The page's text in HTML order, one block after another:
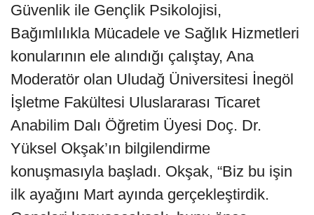
Güvenlik ile Gençlik Psikolojisi,
Bağımlılıkla Mücadele ve Sağlık Hizmetleri
konularının ele alındığı çalıştay, Ana
Moderatör olan Uludağ Üniversitesi İnegöl
İşletme Fakültesi Uluslararası Ticaret
Anabilim Dalı Öğretim Üyesi Doç. Dr.
Yüksel Okşak’ın bilgilendirme
konuşmasıyla başladı. Okşak, “Biz bu işin
ilk ayağını Mart ayında gerçekleştirdik.